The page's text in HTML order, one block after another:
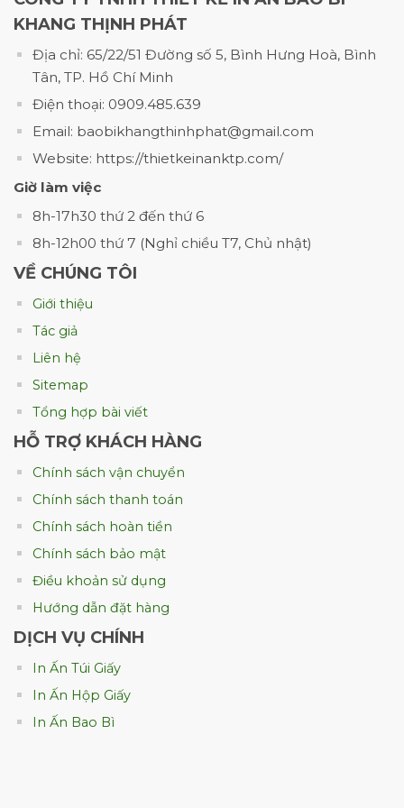
khẩu trang thường được sản xuất theo
nhiều kích thước khác nhau.
Hộp đựng 10 chiếc
Đây là dòng sản phẩm thường dùng cho
Đặc điểm:
Thiết kế nhỏ gọn.
Mẫu hộp đựng khẩu trang 10 chiếc
KHANG THỊNH PHÁT
Địa chỉ: 65/22/51 Đường số 5, Bình Hưng Hoà, Bình
Tân, TP. Hồ Chí Minh
Điện thoại: 0909.485.639
Email: baobikhangthinhphat@gmail.com
Website: https://thietkeinanktp.com/
Giờ làm việc
8h-17h30 thứ 2 đến thứ 6
8h-12h00 thứ 7 (Nghỉ chiều T7, Chủ nhật)
VỀ CHÚNG TÔI
Giới thiệu
Tác giả
Liên hệ
Sitemap
Tổng hợp bài viết
HỖ TRỢ KHÁCH HÀNG
Chính sách vận chuyển
Chính sách thanh toán
Chính sách hoàn tiền
Chính sách bảo mật
Điều khoản sử dụng
Hướng dẫn đặt hàng
DỊCH VỤ CHÍNH
In Ấn Túi Giấy
In Ấn Hộp Giấy
In Ấn Bao Bì